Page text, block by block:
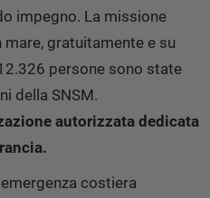
impegno. La missione
mare, gratuitamente e su
persone sono state
della SNSM.
autorizzata dedicata
costiera